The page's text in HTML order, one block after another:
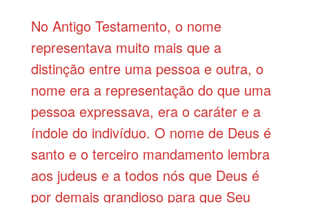
No Antigo Testamento, o nome
representava muito mais que a
distinção entre uma pessoa e outra, o
nome era a representação do que uma
pessoa expressava, era o caráter e a
índole do indivíduo. O nome de Deus é
santo e o terceiro mandamento lembra
aos judeus e a todos nós que Deus é
por demais grandioso para que Seu